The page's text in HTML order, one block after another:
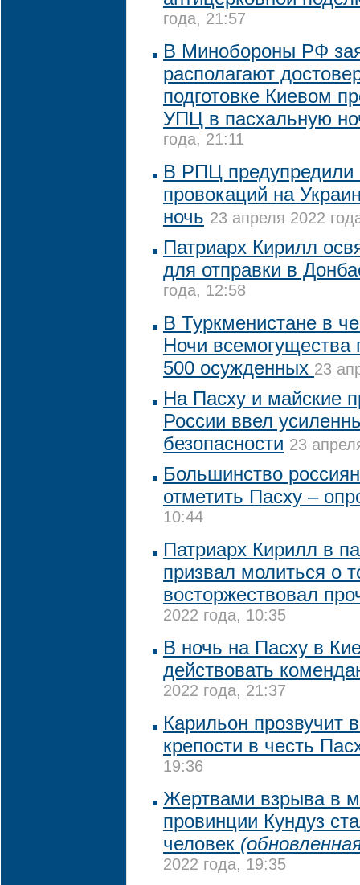
года, 21:57
В Минобороны РФ
располагают
подготовке Киевом
УПЦ в пасхальную
года, 21:11
В РПЦ предупредили
провокаций на
ночь 23 апреля 2022
Патриарх Кирилл
для отправки в
года, 12:58
В Туркменистане в
Ночи
500 осужденных 23
На Пасху и майские
России ввел
безопасности 23
Большинство
отметить Пасху –
10:44
Патриарх Кирилл в
призвал молиться о
восторжествовал
2022 года, 10:35
В ночь на Пасху в
действовать
2022 года, 21:37
Карильон прозвучит
крепости в честь
19:36
Жертвами взрыва в
провинции Кундуз
человек
2022 года, 19:35